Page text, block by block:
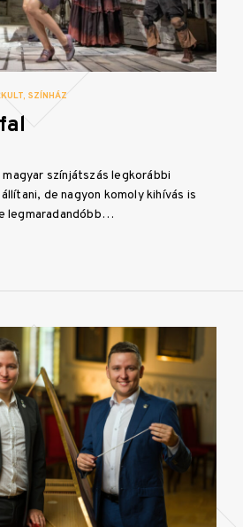
SZÍNHÁZ
színjátszás legkorábbi
de nagyon komoly kihívás is
legmaradandóbb…